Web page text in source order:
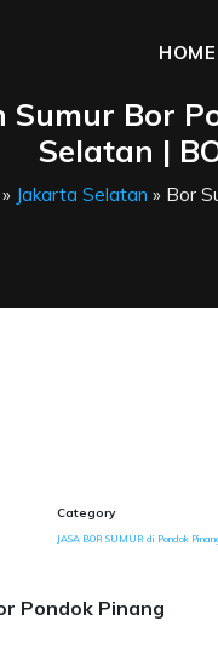
HOME
Sumur Bor
Selatan |
» Jakarta Selatan » Bor
Category
JASA BOR SUMUR di Pondok
Pondok Pinang